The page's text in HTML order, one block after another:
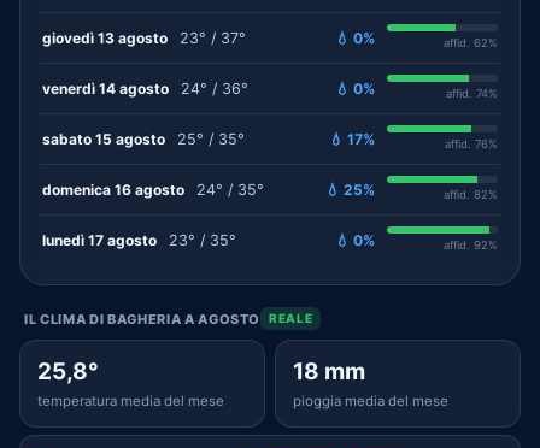
giovedì 13 agosto 23° / 37° 💧 0% affid. 62%
venerdì 14 agosto 24° / 36° 💧 0% affid. 74%
sabato 15 agosto 25° / 35° 💧 17% affid. 76%
domenica 16 agosto 24° / 35° 💧 25% affid. 82%
lunedì 17 agosto 23° / 35° 💧 0% affid. 92%
IL CLIMA DI BAGHERIA A AGOSTO REALE
25,8°
temperatura media del mese
18 mm
pioggia media del mese